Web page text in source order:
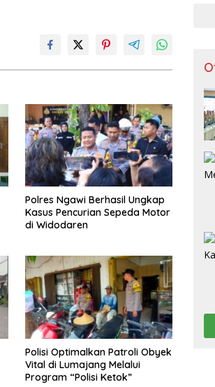
Polres Ngawi Berhasil Ungkap
Kasus Pencurian Sepeda Motor
di Widodaren
Polisi Optimalkan Patroli Obyek
Vital di Lumajang Melalui
Program “Polisi Ketok”